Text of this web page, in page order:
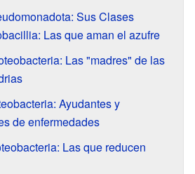
Sus Clases
Las que aman el azufre
Las "madres" de las
Ayudantes y
de enfermedades
Las que reducen